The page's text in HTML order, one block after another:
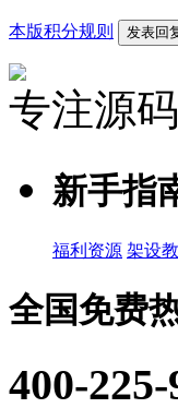
本版积分规则 发表回
专注源
新手指
福利资源 架设
全国免费
400-225-